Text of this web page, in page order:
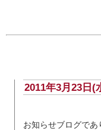
2011年3月23日
お知らせブログであ